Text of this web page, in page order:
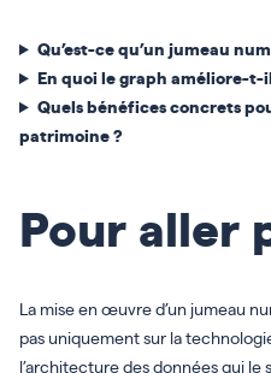
Qu’est-ce qu’un jumeau
En quoi le graph améliore-
Quels bénéfices concrets
patrimoine ?
Pour aller
La mise en œuvre d’un jumeau
pas uniquement sur la
l’architecture des données qui le